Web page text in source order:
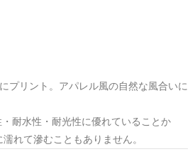
プリント。アパレル風の自然な風合いに
耐水性・耐光性に優れていることか
れて滲むこともありません。